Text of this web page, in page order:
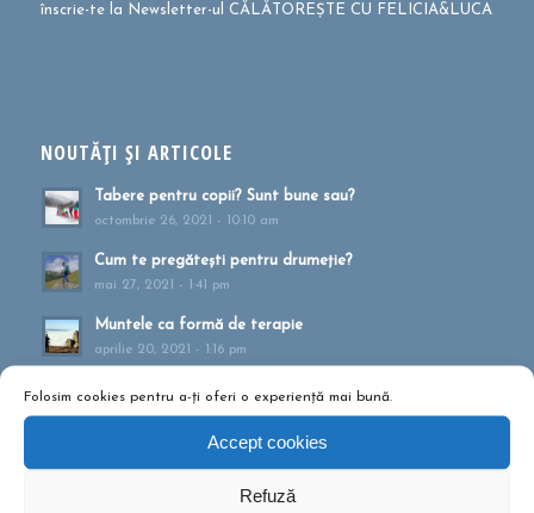
Folosim cookies pentru a-ți oferi o experiență mai bună.
Accept cookies
Refuză
înscrie-te la Newsletter-ul CĂLĂTOREȘTE CU FELICIA&LUCA
NOUTĂȚI ȘI ARTICOLE
Tabere pentru copii? Sunt bune sau?
octombrie 26, 2021 - 10:10 am
Cum te pregătești pentru drumeție?
mai 27, 2021 - 1:41 pm
Muntele ca formă de terapie
aprilie 20, 2021 - 1:16 pm
Drumeții montane pentru familii!
februarie 13, 2020 - 5:21 pm
Ce să conțină rucsacul într-o drumeție de o zi?